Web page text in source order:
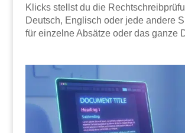
Klicks stellst du die
Deutsch, Englisch oder jede andere
für einzelne Absätze oder das ganze